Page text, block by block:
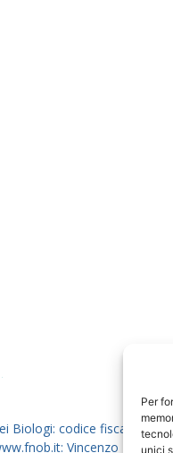
Per
unici
Biologi: codice fiscale
Vincenzo D'Anna